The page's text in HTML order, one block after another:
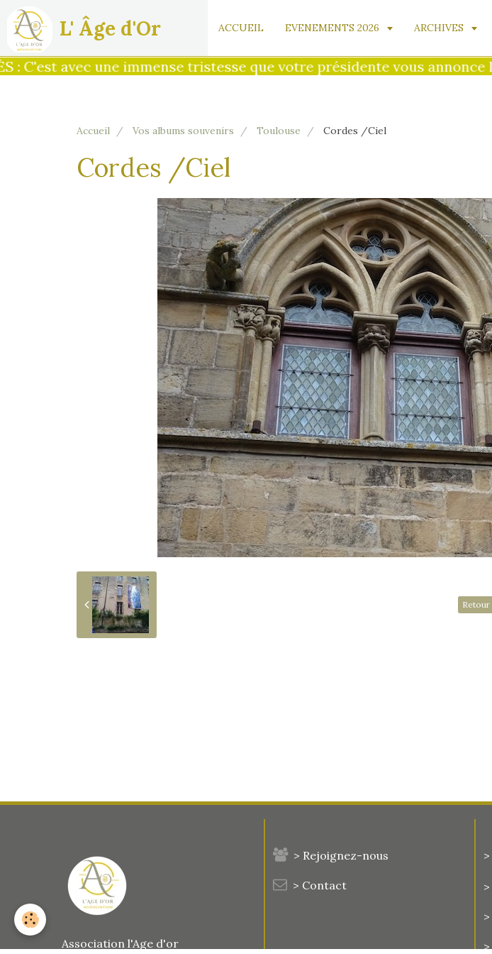
C'est avec une immense tristesse que votre présidente vous annonce
L' Âge d'Or ACCUEIL EVENEMENTS 2026 ARCHIVES
Accueil Vos albums souvenirs Toulouse Cordes /Ciel
Cordes /Ciel
Retour
Association l'Age d'or
> Rejoignez-nous
> Contact >